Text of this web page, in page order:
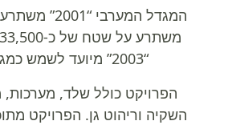
“2003” מיועד לשמש כמגדל משרדים עם קומת קרקע מסחרית. מגדל “2004” העתידי נמצא בשלבי תכנון.
הפרויקט כולל שלד, מערכות,
השקיה וריהוט גן. הפרויקט